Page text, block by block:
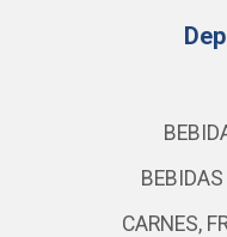
CARNES,